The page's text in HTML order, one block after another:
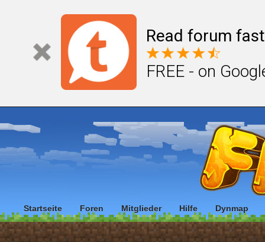
Read forum
FREE - on
Startseite Foren Mitglieder Hilfe Dynmap